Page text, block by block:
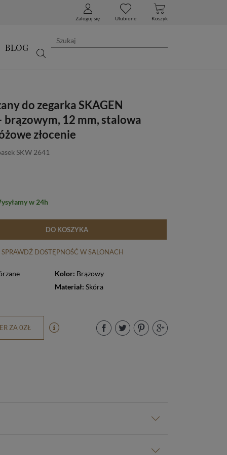
Zaloguj się Ulubione Koszyk
BLOG
do zegarka SKAGEN
brązowym, 12 mm, stalowa
złocenie
SKW 2641
w 24h
DO KOSZYKA
SPRAWDŹ DOSTĘPNOŚĆ W SALONACH
Kolor: Brązowy
Materiał:Skóra
ZA 0ZŁ